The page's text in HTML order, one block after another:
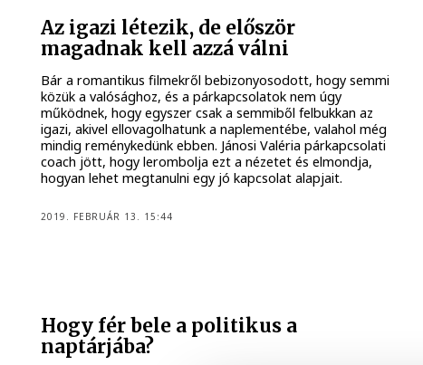
Az igazi létezik, de először
magadnak kell azzá válni
Bár a romantikus filmekről bebizonyosodott, hogy semmi
közük a valósághoz, és a párkapcsolatok nem úgy
működnek, hogy egyszer csak a semmiből felbukkan az
igazi, akivel ellovagolhatunk a naplementébe, valahol még
mindig reménykedünk ebben. Jánosi Valéria párkapcsolati
coach jött, hogy lerombolja ezt a nézetet és elmondja,
hogyan lehet megtanulni egy jó kapcsolat alapjait.
2019. FEBRUÁR 13. 15:44
Hogy fér bele a politikus a
naptárjába?